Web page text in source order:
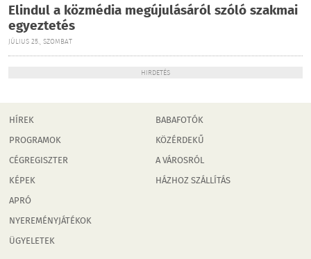
Elindul a közmédia megújulásáról szóló szakmai
egyeztetés
JÚLIUS 25., SZOMBAT
HIRDETÉS
HÍREK
PROGRAMOK
CÉGREGISZTER
KÉPEK
APRÓ
NYEREMÉNYJÁTÉKOK
ÜGYELETEK
BABAFOTÓK
KÖZÉRDEKŰ
A VÁROSRÓL
HÁZHOZ SZÁLLÍTÁS